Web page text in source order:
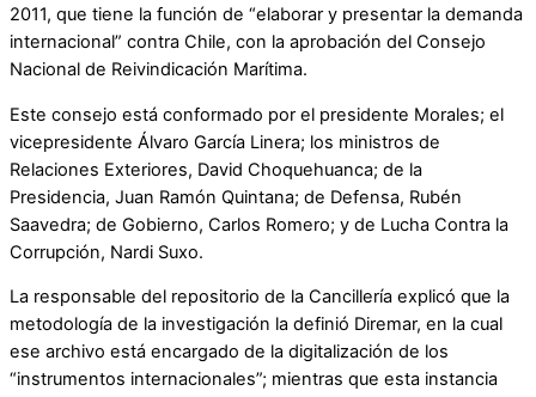
2011, que tiene la función de “elaborar y presentar la demanda
internacional” contra Chile, con la aprobación del Consejo
Nacional de Reivindicación Marítima.
Este consejo está conformado por el presidente Morales; el
vicepresidente Álvaro García Linera; los ministros de
Relaciones Exteriores, David Choquehuanca; de la
Presidencia, Juan Ramón Quintana; de Defensa, Rubén
Saavedra; de Gobierno, Carlos Romero; y de Lucha Contra la
Corrupción, Nardi Suxo.
La responsable del repositorio de la Cancillería explicó que la
metodología de la investigación la definió Diremar, en la cual
ese archivo está encargado de la digitalización de los
“instrumentos internacionales”; mientras que esta instancia